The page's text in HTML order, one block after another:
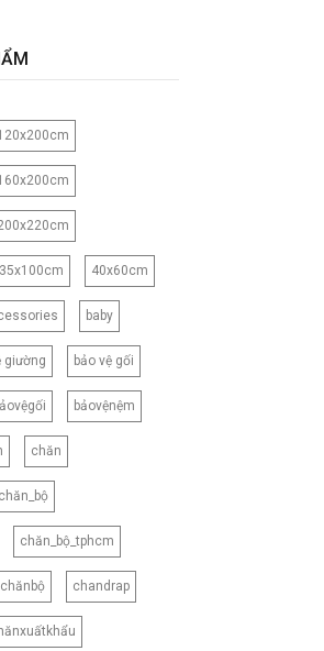
35x100cm 40x60cm
baby
giường bảo vệ gối
bảovệnệm
chăn
chăn_bộ
chăn_bộ_tphcm
chănbộ chandrap